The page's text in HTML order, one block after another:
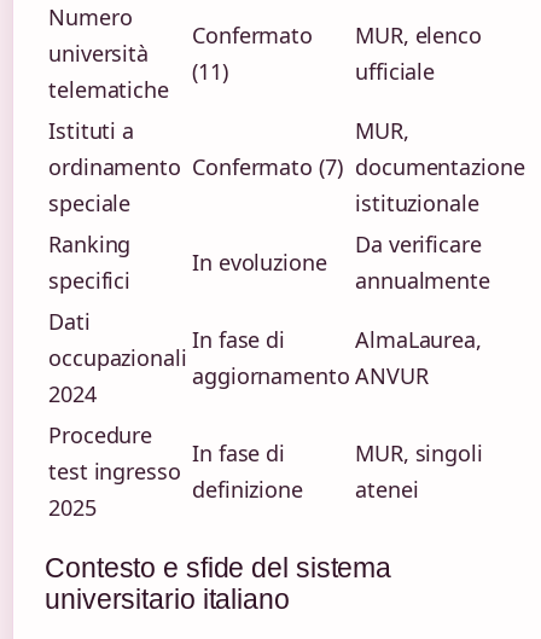
Numero
università
telematiche
Confermato
(11)
MUR, elenco
ufficiale
Istituti a
ordinamento
speciale
Confermato (7)
MUR,
documentazione
istituzionale
Ranking
specifici
In evoluzione
Da verificare
annualmente
Dati
occupazionali
2024
In fase di
aggiornamento
AlmaLaurea,
ANVUR
Procedure
test ingresso
2025
In fase di
definizione
MUR, singoli
atenei
Contesto e sfide del sistema
universitario italiano